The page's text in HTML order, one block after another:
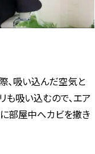
、吸い込んだ空気と
も吸い込むので、エア
部屋中へカビを撒き